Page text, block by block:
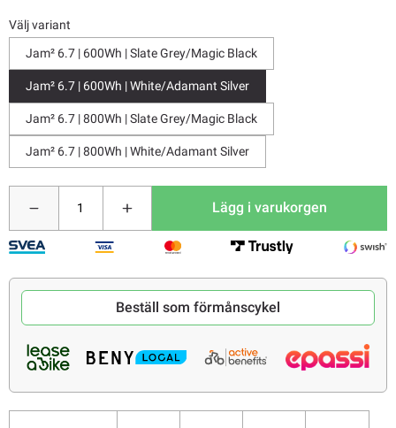
Välj variant
Jam² 6.7 | 600Wh | Slate Grey/Magic Black
Jam² 6.7 | 600Wh | White/Adamant Silver
Jam² 6.7 | 800Wh | Slate Grey/Magic Black
Jam² 6.7 | 800Wh | White/Adamant Silver
Lägg i varukorgen
Beställ som förmånscykel